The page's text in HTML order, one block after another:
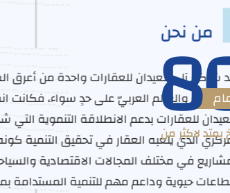
يمتد لاكثر من
من نحن
شركة آل سعيدان للعقارات واحدة من أعرق
والعالم العربيّ على حدٍ سواء، فكانت
للعقارات بدعم الانطلاقة التنموية التي
الذي يلعبه العقار في تحقيق التنمية
في مختلف المجالات الاقتصادية
حيوية وداعم مهم للتنمية